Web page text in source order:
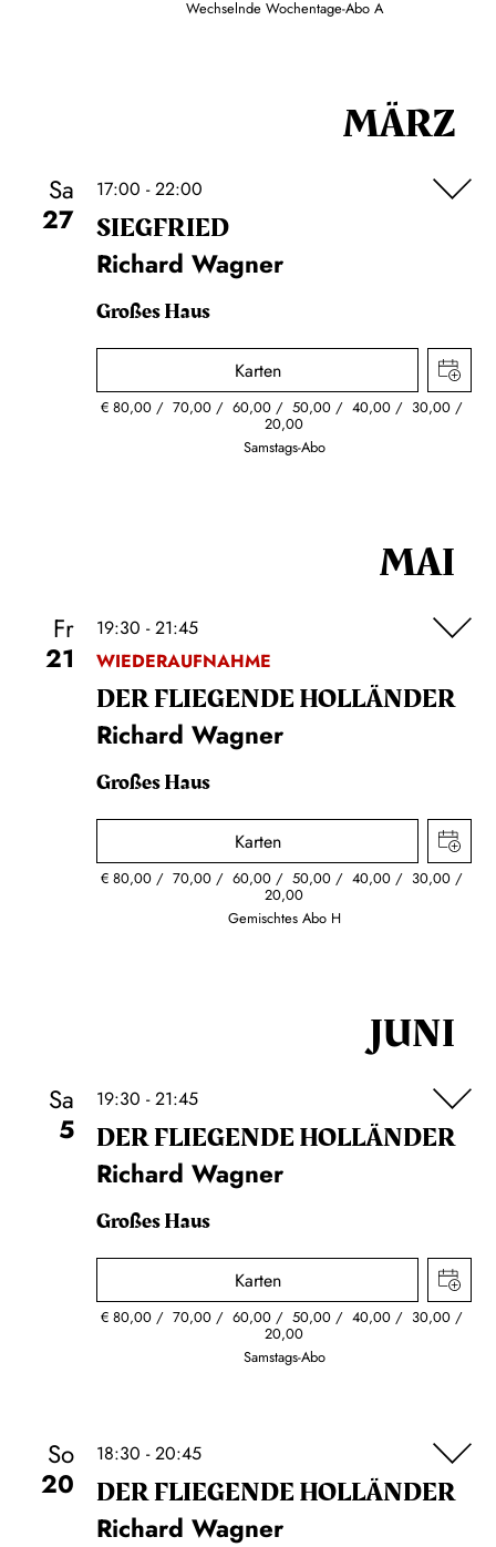
Wechselnde Wochentage-Abo A
MÄRZ
Sa
27
17:00 - 22:00
SIEG­FRIED
Richard Wagner
Großes Haus
Karten
€80,00 70,00 60,00 50,00 40,00 30,00
20,00
Samstags-Abo
MAI
Fr
21
19:30 - 21:45
WIEDERAUFNAHME
DER FLIE­GEN­DE HOL­LÄN­DER
Richard Wagner
Großes Haus
Karten
€80,00 70,00 60,00 50,00 40,00 30,00
20,00
Gemischtes Abo H
JUNI
Sa
5
19:30 - 21:45
DER FLIE­GEN­DE HOL­LÄN­DER
Richard Wagner
Großes Haus
Karten
€80,00 70,00 60,00 50,00 40,00 30,00
20,00
Samstags-Abo
So
20
18:30 - 20:45
DER FLIE­GEN­DE HOL­LÄN­DER
Richard Wagner